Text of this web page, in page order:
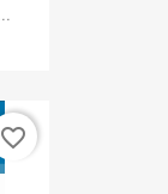
favorite_border